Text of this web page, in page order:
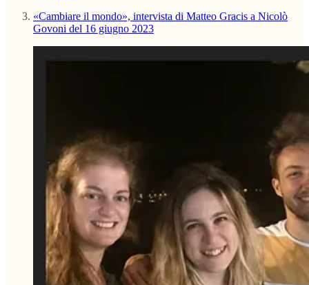
«Cambiare il mondo», intervista di Matteo Gracis a Nicolò
Govoni del 16 giugno 2023